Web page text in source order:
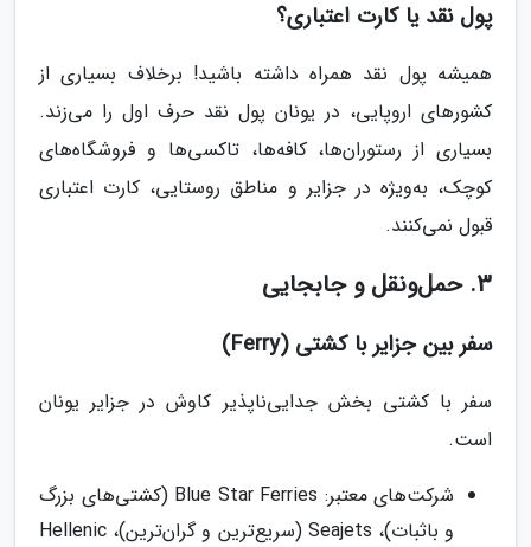
پول نقد یا کارت اعتباری؟
همیشه پول نقد همراه داشته باشید! برخلاف بسیاری از
کشورهای اروپایی، در یونان پول نقد حرف اول را می‌زند.
بسیاری از رستوران‌ها، کافه‌ها، تاکسی‌ها و فروشگاه‌های
کوچک، به‌ویژه در جزایر و مناطق روستایی، کارت اعتباری
قبول نمی‌کنند.
3. حمل‌ونقل و جابجایی
سفر بین جزایر با کشتی (Ferry)
سفر با کشتی بخش جدایی‌ناپذیر کاوش در جزایر یونان
است.
شرکت‌های معتبر: Blue Star Ferries (کشتی‌های بزرگ
و باثبات)، Seajets (سریع‌ترین و گران‌ترین)، Hellenic